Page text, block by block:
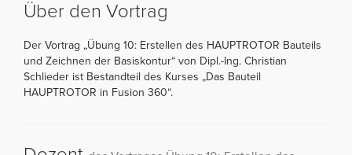
Über den Vortrag
Der Vortrag „Übung 10: Erstellen des HAUPTROTOR Bauteils
und Zeichnen der Basiskontur“ von Dipl.-Ing. Christian
Schlieder ist Bestandteil des Kurses „Das Bauteil
HAUPTROTOR in Fusion 360“.